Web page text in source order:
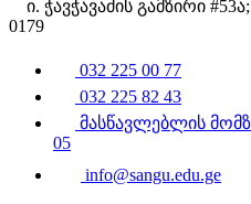
ი. ჭავჭავაძის გამზირი
0179
032 225 00 77
032 225 82 43
მასწავლებლის
05
info@sangu.edu.ge